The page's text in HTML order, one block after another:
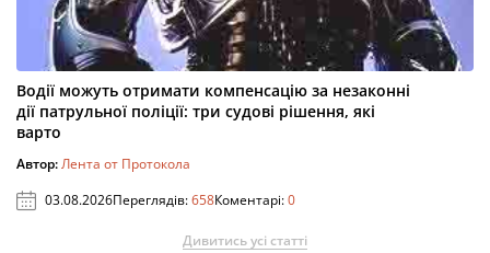
Водії можуть отримати компенсацію за незаконні
дії патрульної поліції: три судові рішення, які
варто
Автор:Лента от Протокола
03.08.2026Переглядів:658Коментарі:0
Дивитись усі статті